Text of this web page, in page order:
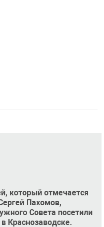
который отмечается
Пахомов,
Совета посетили
Краснозаводске.